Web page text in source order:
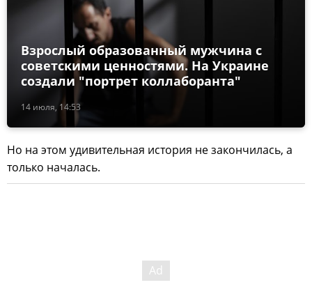
14 июля, 14:53
Взрослый образованный мужчина с
советскими ценностями. На Украине
создали "портрет коллаборанта"
Но на этом удивительная история не закончилась, а
только началась.